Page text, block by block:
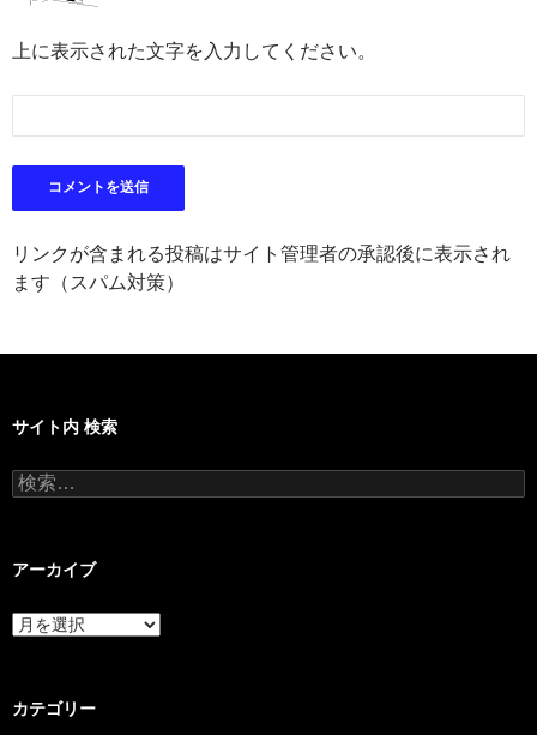
上に表示された文字を入力してください。
リンクが含まれる投稿はサイト管理者の承認後に表示され
ます（スパム対策）
サイト内 検索
検
索:
アーカイブ
ア
ブ
カテゴリー